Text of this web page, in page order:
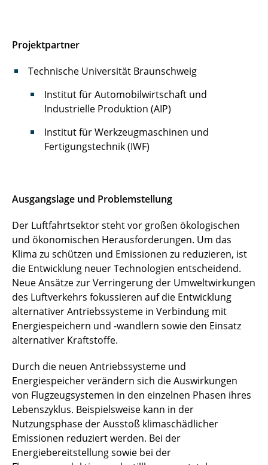
Projektpartner
Technische Universität Braunschweig
Institut für Automobilwirtschaft und
Industrielle Produktion (AIP)
Institut für Werkzeugmaschinen und
Fertigungstechnik (IWF)
Ausgangslage und Problemstellung
Der Luftfahrtsektor steht vor großen ökologischen
und ökonomischen Herausforderungen. Um das
Klima zu schützen und Emissionen zu reduzieren, ist
die Entwicklung neuer Technologien entscheidend.
Neue Ansätze zur Verringerung der Umweltwirkungen
des Luftverkehrs fokussieren auf die Entwicklung
alternativer Antriebssysteme in Verbindung mit
Energiespeichern und -wandlern sowie den Einsatz
alternativer Kraftstoffe.
Durch die neuen Antriebssysteme und
Energiespeicher verändern sich die Auswirkungen
von Flugzeugsystemen in den einzelnen Phasen ihres
Lebenszyklus. Beispielsweise kann in der
Nutzungsphase der Ausstoß klimaschädlicher
Emissionen reduziert werden. Bei der
Energiebereitstellung sowie bei der